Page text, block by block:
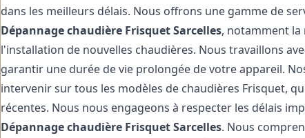
dans les meilleurs délais. Nous offrons une gamme de
Dépannage chaudière FrisquetSarcelles, notamment
l'installation de nouvelles chaudières. Nous travaillons
garantir une durée de vie prolongée de votre appareil.
intervenir sur tous les modèles de chaudières Frisquet,
récentes. Nous nous engageons à respecter les délais
Dépannage chaudière FrisquetSarcelles. Nous